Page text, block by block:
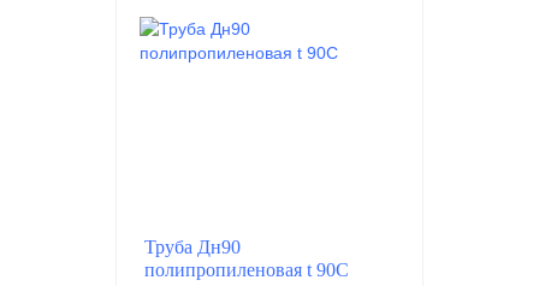
Труба Дн90
полипропиленовая t 90C